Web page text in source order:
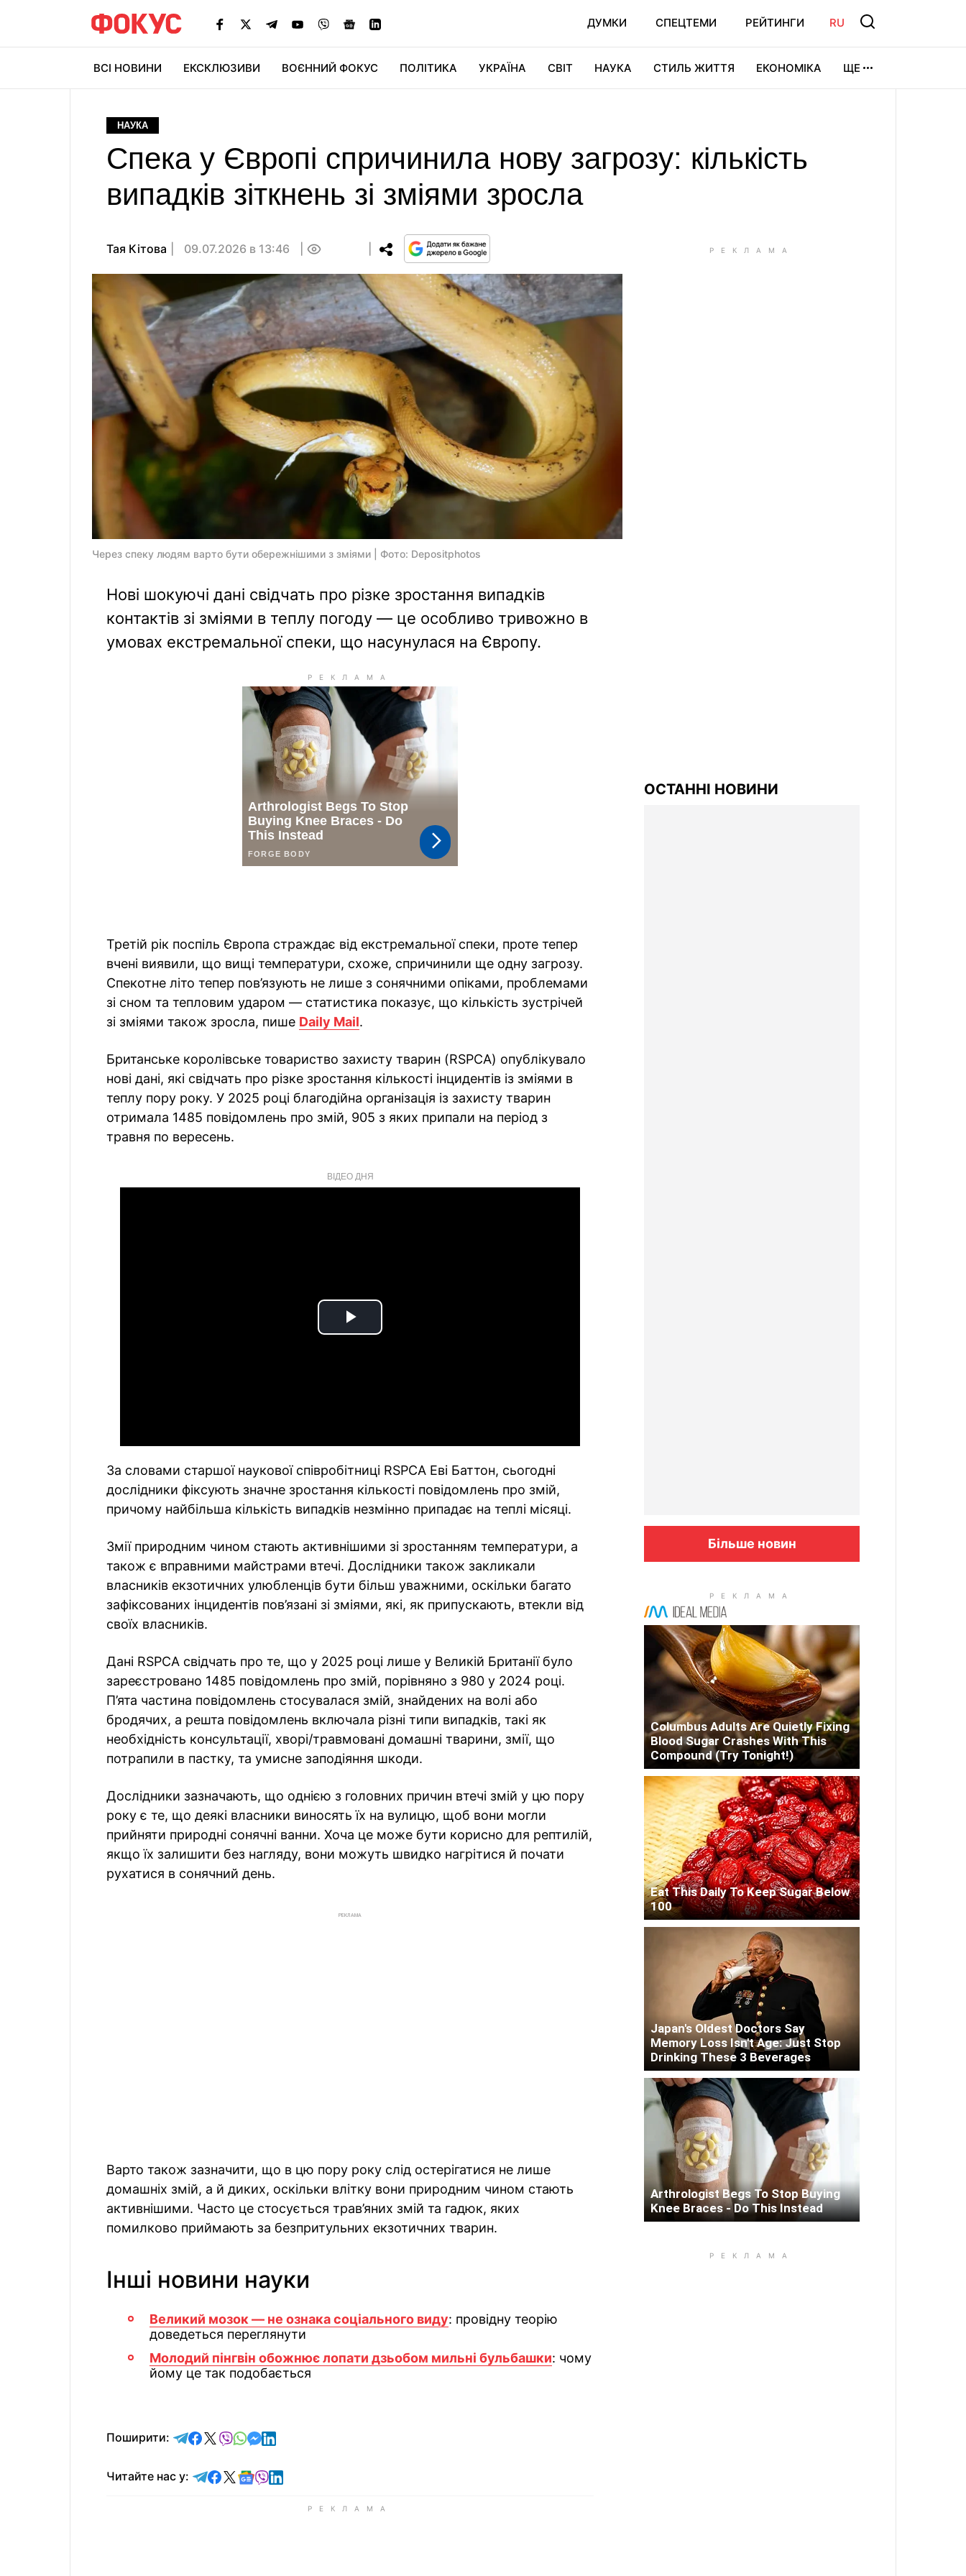
ДУМКИ СПЕЦТЕМИ РЕЙТИНГИ RU
ВСІ НОВИНИ ЕКСКЛЮЗИВИ ВОЄННИЙ ФОКУС ПОЛІТИКА УКРАЇНА СВІТ НАУКА СТИЛЬ ЖИТТЯ ЕКОНОМІКА ЩЕ
НАУКА
Спека у Європі спричинила нову загрозу: кількість
випадків зіткнень зі зміями зросла
Тая Кітова 09.07.2026 в 13:46
Через спеку людям варто бути обережнішими з зміями | Фото: Depositphotos
Нові шокуючі дані свідчать про різке зростання випадків
контактів зі зміями в теплу погоду — це особливо тривожно в
умовах екстремальної спеки, що насунулася на Європу.
Третій рік поспіль Європа страждає від екстремальної спеки, проте тепер
вчені виявили, що вищі температури, схоже, спричинили ще одну загрозу.
Спекотне літо тепер пов’язують не лише з сонячними опіками, проблемами
зі сном та тепловим ударом — статистика показує, що кількість зустрічей
зі зміями також зросла, пише Daily Mail.
Британське королівське товариство захисту тварин (RSPCA) опублікувало
нові дані, які свідчать про різке зростання кількості інцидентів із зміями в
теплу пору року. У 2025 році благодійна організація із захисту тварин
отримала 1485 повідомлень про змій, 905 з яких припали на період з
травня по вересень.
ВІДЕО ДНЯ
Play
За словами старшої наукової співробітниці RSPCA Еві Баттон, сьогодні
дослідники фіксують значне зростання кількості повідомлень про змій,
причому найбільша кількість випадків незмінно припадає на теплі місяці.
Змії природним чином стають активнішими зі зростанням температури, а
також є вправними майстрами втечі. Дослідники також закликали
власників екзотичних улюбленців бути більш уважними, оскільки багато
зафіксованих інцидентів пов’язані зі зміями, які, як припускають, втекли від
своїх власників.
Дані RSPCA свідчать про те, що у 2025 році лише у Великій Британії було
зареєстровано 1485 повідомлень про змій, порівняно з 980 у 2024 році.
П’ята частина повідомлень стосувалася змій, знайдених на волі або
бродячих, а решта повідомлень включала різні типи випадків, такі як
необхідність консультації, хворі/травмовані домашні тварини, змії, що
потрапили в пастку, та умисне заподіяння шкоди.
Дослідники зазначають, що однією з головних причин втечі змій у цю пору
року є те, що деякі власники виносять їх на вулицю, щоб вони могли
прийняти природні сонячні ванни. Хоча це може бути корисно для рептилій,
якщо їх залишити без нагляду, вони можуть швидко нагрітися й почати
рухатися в сонячний день.
РЕКЛАМА
Варто також зазначити, що в цю пору року слід остерігатися не лише
домашніх змій, а й диких, оскільки влітку вони природним чином стають
активнішими. Часто це стосується трав’яних змій та гадюк, яких
помилково приймають за безпритульних екзотичних тварин.
Інші новини науки
Великий мозок — не ознака соціального виду: провідну теорію
доведеться переглянути
Молодий пінгвін обожнює лопати дзьобом мильні бульбашки: чому
йому це так подобається
Поширити: відправити у Telegram
поділитись у Facebook
поділитись у X
відправити у Viber
відправити у Whatsapp
відправити у Messenger
відправити у LinkedIn
Читайте нас у: Читайте у Telegram
Читайте у Facebook
Читайте у X
Читайте у Google news
Читайте у Viber
Читайте у LinkedIn
ОСТАННІ НОВИНИ
Більше новин
Columbus Adults Are Quietly Fixing
Blood Sugar Crashes With This
Compound (Try Tonight!)
Eat This Daily To Keep Sugar Below
100
Japan's Oldest Doctors Say
Memory Loss Isn't Age: Just Stop
Drinking These 3 Beverages
Arthrologist Begs To Stop Buying
Knee Braces - Do This Instead